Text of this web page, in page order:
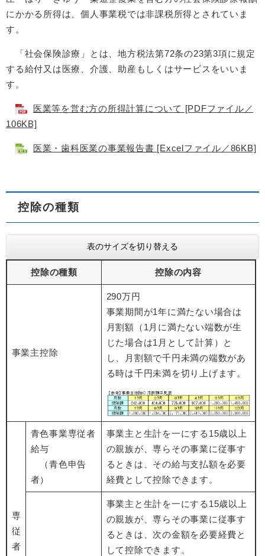
にかかる所得は、個人事業税では非課税所得とされていま
す。
「社会保険診療」とは、地方税法第72条の23第3項に規定
する給付又は医療、介護、助産もしくはサービスをいいま
す。
医業等を営む方の所得計算について [PDFファイル／
106KB]
医業・歯科医業の事業報告書 [Excelファイル／86KB]
控除の種類
表のサイズを切り替える
控除の種類 控除の内容
事業主控除
290万円
事業期間が1年に満たない場合は
月割額（1月に満たない端数が生
じた場合は1月として計算）と
し、月割額で千円未満の端数があ
る時は千円未満を切り上げます。
専
従
者
青色事業専従者
給与
（青色申告
者）
事業主と生計を一にする15歳以上
の親族が、専らその事業に従事す
るときは、その給与支払額を必要
経費として控除できます。
事業主と生計を一にする15歳以上
の親族が、専らその事業に従事す
るときは、次の金額を必要経費と
して控除できます。